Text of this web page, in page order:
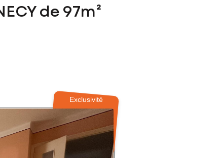
de 97m²
Exclusivité